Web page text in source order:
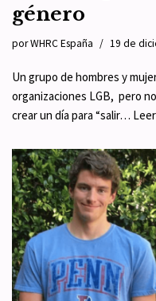
género
porWHRC España 19 de
Un grupo de hombres y
organizaciones LGB, pero
crear un día para “salir…